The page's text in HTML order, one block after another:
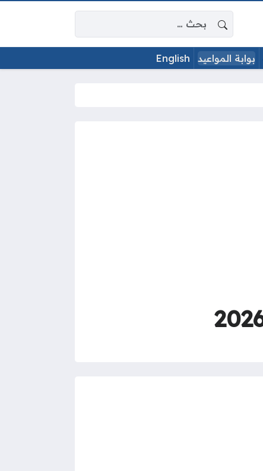
البحث عن:
بوابة المواعيد English